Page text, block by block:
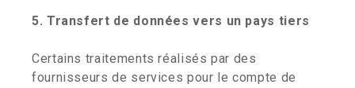
5. Transfert de données vers un pays tiers
Certains traitements réalisés par des
fournisseurs de services pour le compte de